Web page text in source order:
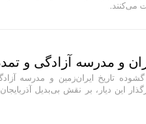
می‌کنند.
و مدرسه آزادگی و
گشوده تاریخ ایران‌زمین و مدرسه
این دیار، بر نقش بی‌بدیل